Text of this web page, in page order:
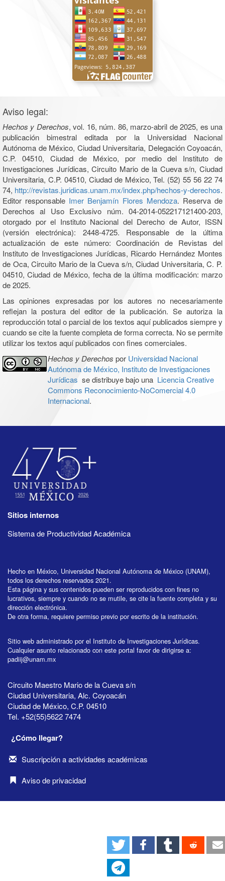
Aviso legal:
Hechos y Derechos, vol. 16, núm. 86, marzo-abril de 2025, es una
publicación bimestral editada por la Universidad Nacional
Autónoma de México, Ciudad Universitaria, Delegación Coyoacán,
C.P. 04510, Ciudad de México, por medio del Instituto de
Investigaciones Jurídicas, Circuito Mario de la Cueva s/n, Ciudad
Universitaria, C.P. 04510, Ciudad de México, Tel. (52) 55 56 22 74
74, http://revistas.juridicas.unam.mx/index.php/hechos-y-derechos.
Editor responsable Imer Benjamín Flores Mendoza. Reserva de
Derechos al Uso Exclusivo núm. 04-2014-052217121400-203,
otorgado por el Instituto Nacional del Derecho de Autor, ISSN
(versión electrónica): 2448-4725. Responsable de la última
actualización de este número: Coordinación de Revistas del
Instituto de Investigaciones Jurídicas, Ricardo Hernández Montes
de Oca, Circuito Mario de la Cueva s/n, Ciudad Universitaria, C. P.
04510, Ciudad de México, fecha de la última modificación: marzo
de 2025.
Las opiniones expresadas por los autores no necesariamente
reflejan la postura del editor de la publicación. Se autoriza la
reproducción total o parcial de los textos aquí publicados siempre y
cuando se cite la fuente completa de forma correcta. No se permite
utilizar los textos aquí publicados con fines comerciales.
Hechos y Derechos por Universidad Nacional
Autónoma de México, Instituto de Investigaciones
Jurídicas se distribuye bajo una Licencia Creative
Commons Reconocimiento-NoComercial 4.0
Internacional.
Sitios internos
Sistema de Productividad Académica
Hecho en México, Universidad Nacional Autónoma de México (UNAM),
todos los derechos reservados 2021.
Esta página y sus contenidos pueden ser reproducidos con fines no
lucrativos, siempre y cuando no se mutile, se cite la fuente completa y su
dirección electrónica.
De otra forma, requiere permiso previo por escrito de la institución.
Sitio web administrado por el Instituto de Investigaciones Jurídicas.
Cualquier asunto relacionado con este portal favor de dirigirse a:
padiij@unam.mx
Circuito Maestro Mario de la Cueva s/n
Ciudad Universitaria, Alc. Coyoacán
Ciudad de México, C.P. 04510
Tel. +52(55)5622 7474
¿Cómo llegar?
Suscripción a actividades académicas
Aviso de privacidad